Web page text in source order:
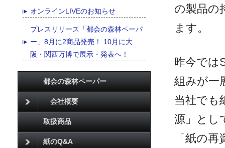
の製品の
ます。
昨今では
組みが一
当社でも
源」とし
「紙の
オンラインLIVEのお知らせ
プレスリリース「都会の森林ペーパ
ー」8月に2商品発売！ 10月に大
阪・関西万博で展示・発表へ！
都会の森林ペーパー
会社概要
取扱商品
紙のQ&A